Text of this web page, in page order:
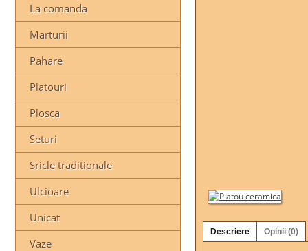
La comanda
Marturii
Pahare
Platouri
Plosca
Seturi
Sricle traditionale
Ulcioare
Unicat
Vaze
Descriere Opinii (0)